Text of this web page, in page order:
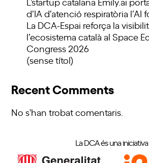
d’IA d’atenció respiratòria l’AI
La DCA-Espai reforça la
l’ecosistema català al Space
Congress 2026
(sense títol)
Recent Comments
No s'han trobat comentaris.
La DCA és una